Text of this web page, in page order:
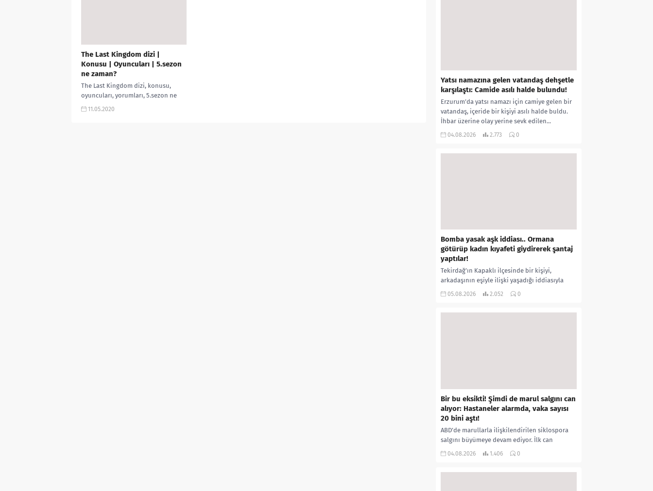
The Last Kingdom dizi |
Konusu | Oyuncuları | 5.sezon
ne zaman?
The Last Kingdom dizi, konusu,
oyuncuları, yorumları, 5.sezon ne
zaman, Fragmanı, Ragnar kim,
11.05.2020
Yatsı namazına gelen vatandaş dehşetle
karşılaştı: Camide asılı halde bulundu!
Erzurum’da yatsı namazı için camiye gelen bir
vatandaş, içeride bir kişiyi asılı halde buldu.
İhbar üzerine olay yerine sevk edilen...
04.08.2026 2.773 0
Bomba yasak aşk iddiası.. Ormana
götürüp kadın kıyafeti giydirerek şantaj
yaptılar!
Tekirdağ’ın Kapaklı ilçesinde bir kişiyi,
arkadaşının eşiyle ilişki yaşadığı iddiasıyla
ormanlık alana götürerek zorla kadın
05.08.2026 2.052 0
Bir bu eksikti! Şimdi de marul salgını can
alıyor: Hastaneler alarmda, vaka sayısı
20 bini aştı!
ABD’de marullarla ilişkilendirilen siklospora
salgını büyümeye devam ediyor. İlk can
kayıplarının yaşandığı salgında vaka sayısının
04.08.2026 1.406 0